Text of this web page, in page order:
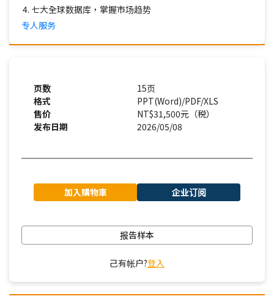
七大全球数据库，掌握市场趋势
专人服务
页数
15页
格式
PPT(Word)/PDF/XLS
售价
NT$31,500元（税）
发布日期
2026/05/08
加入購物車 企业订阅
报告样本
己有帐户?登入